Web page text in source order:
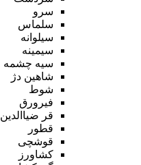
سرو
سلماس
سیلوانه
سیمینه
سیه چشمه
شاهین دژ
شوط
فیرورق
قر ضیاالدین
قطور
قوشچی
کشاورز